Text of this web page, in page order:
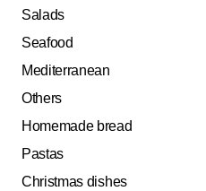
Salads
Seafood
Mediterranean
Others
Homemade bread
Pastas
Christmas dishes